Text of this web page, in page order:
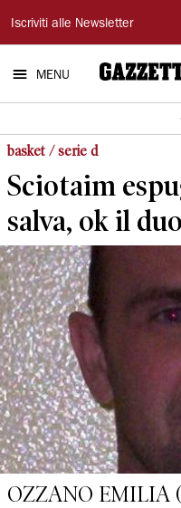
Gazzetta
di
Reggio
Iscriviti alle Newsletter
MENU
basket / serie d
Sciotaim
salva, ok il
OZZANO EMILIA